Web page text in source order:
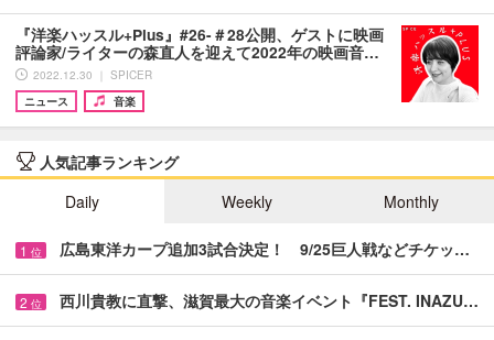
『洋楽ハッスル+Plus』#26-＃28公開、ゲストに映画
評論家/ライターの森直人を迎えて2022年の映画音…
2022.12.30 ｜ SPICER
ニュース
音楽
人気記事ランキング
Daily
Weekly Monthly
1 位 広島東洋カープ追加3試合決定！ 9/25巨人戦などチケッ…
2 位 西川貴教に直撃、滋賀最大の音楽イベント『FEST. INAZU…